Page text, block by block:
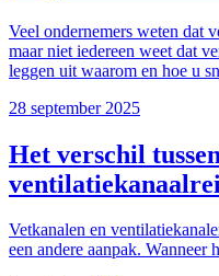
Veel ondernemers weten dat
maar niet iedereen weet dat
leggen uit waarom en hoe u
28 september 2025
Het verschil
Vetkanalen en
een andere aanpak.